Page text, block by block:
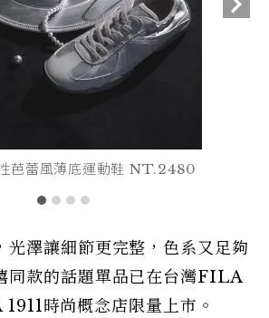
芭蕾風薄底運動鞋 NT.2480
光澤讓細節更完整，色系又足夠
同款的話題單品已在台灣FILA
時尚概念店限量上市。